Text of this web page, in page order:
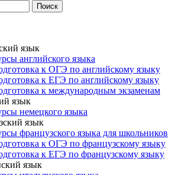
язык
английского языка
к ОГЭ по английскому языку
к ЕГЭ по английскому языку
к международным экзаменам
язык
немецкого языка
язык
французского языка для школьников
к ОГЭ по французскому языку
к ЕГЭ по французскому языку
язык